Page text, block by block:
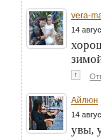
vera-
14
↑
Айлюн
14
увы,